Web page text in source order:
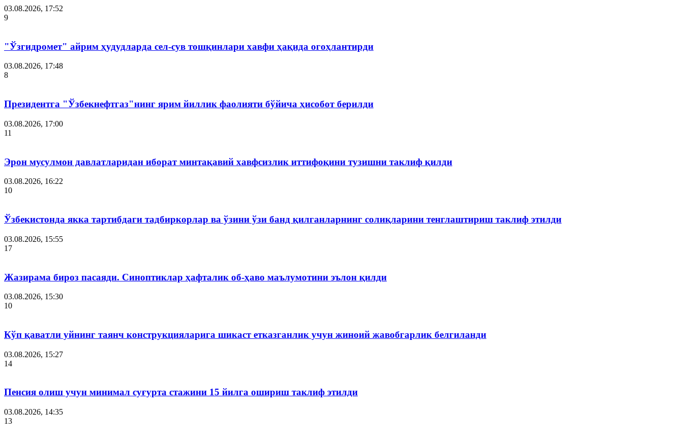
03.08.2026, 17:52
9
"Ўзгидромет" айрим ҳудудларда сел-сув тошқинлари хавфи ҳақида огоҳлантирди
03.08.2026, 17:48
8
Президентга "Ўзбекнефтгаз"нинг ярим йиллик фаолияти бўйича ҳисобот берилди
03.08.2026, 17:00
11
Эрон мусулмон давлатларидан иборат минтақавий хавфсизлик иттифоқини тузишни таклиф қилди
03.08.2026, 16:22
10
Ўзбекистонда якка тартибдаги тадбиркорлар ва ўзини ўзи банд қилганларнинг солиқларини тенглаштириш таклиф этилди
03.08.2026, 15:55
17
Жазирама бироз пасаяди. Синоптиклар ҳафталик об-ҳаво маълумотини эълон қилди
03.08.2026, 15:30
10
Кўп қаватли уйнинг таянч конструкцияларига шикаст етказганлик учун жиноий жавобгарлик белгиланди
03.08.2026, 15:27
14
Пенсия олиш учун минимал суғурта стажини 15 йилга ошириш таклиф этилди
03.08.2026, 14:35
13